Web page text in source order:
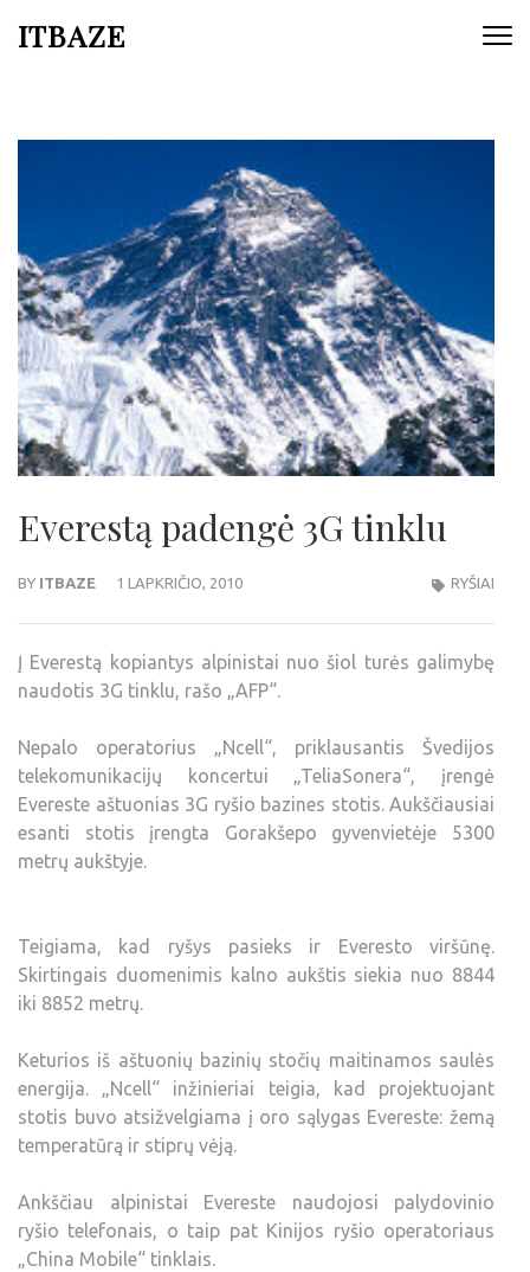
ITBAZE
Everestą padengė 3G tinklu
BY ITBAZE 1 LAPKRIČIO, 2010 RYŠIAI
Į Everestą kopiantys alpinistai nuo šiol turės galimybę
naudotis 3G tinklu, rašo „AFP“.
Nepalo operatorius „Ncell“, priklausantis Švedijos
telekomunikacijų koncertui „TeliaSonera“, įrengė
Evereste aštuonias 3G ryšio bazines stotis. Aukščiausiai
esanti stotis įrengta Gorakšepo gyvenvietėje 5300
metrų aukštyje.
Teigiama, kad ryšys pasieks ir Everesto viršūnę.
Skirtingais duomenimis kalno aukštis siekia nuo 8844
iki 8852 metrų.
Keturios iš aštuonių bazinių stočių maitinamos saulės
energija. „Ncell“ inžinieriai teigia, kad projektuojant
stotis buvo atsižvelgiama į oro sąlygas Evereste: žemą
temperatūrą ir stiprų vėją.
Ankščiau alpinistai Evereste naudojosi palydovinio
ryšio telefonais, o taip pat Kinijos ryšio operatoriaus
„China Mobile“ tinklais.